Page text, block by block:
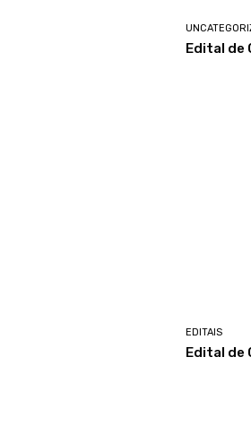
Edital de
EDITAIS
Edital de